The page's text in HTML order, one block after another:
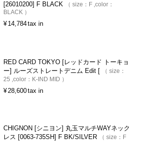
[26010200] F BLACK
size： F color：
BLACK
¥ 14,784tax in
RED CARD TOKYO [レッドカード トーキョ
ー] ルーズストレートデニム Edit [
size：
25 color： K-IND MID
¥28,600tax in
CHIGNON [シニヨン] 丸玉マルチWAYネック
レス [0063-735SH] F BK/SILVER
size： F